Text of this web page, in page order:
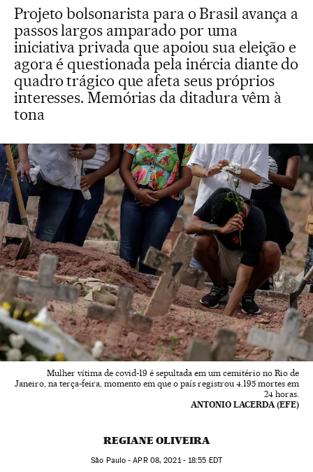
Projeto bolsonarista para o Brasil avança a
passos largos amparado por uma
iniciativa privada que apoiou sua eleição e
agora é questionada pela inércia diante do
quadro trágico que afeta seus próprios
interesses. Memórias da ditadura vêm à
tona
Mulher vítima de covid-19 é sepultada em um cemitério no Rio de
Janeiro, na terça-feira, momento em que o país registrou 4.195 mortes em
24 horas.
ANTONIO LACERDA (EFE)
REGIANE OLIVEIRA
São Paulo -APR08, 2021 - 18:55 EDT